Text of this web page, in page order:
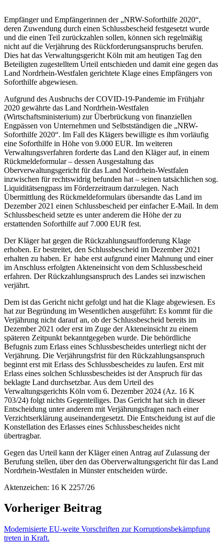
Empfänger und Empfängerinnen der „NRW-Soforthilfe 2020“,
deren Zuwendung durch einen Schlussbescheid festgesetzt wurde
und die einen Teil zurückzahlen sollen, können sich regelmäßig
nicht auf die Verjährung des Rückforderungsanspruchs berufen.
Dies hat das Verwaltungsgericht Köln mit am heutigen Tag den
Beteiligten zugestelltem Urteil entschieden und damit eine gegen das
Land Nordrhein-Westfalen gerichtete Klage eines Empfängers von
Soforthilfe abgewiesen.
Aufgrund des Ausbruchs der COVID-19-Pandemie im Frühjahr
2020 gewährte das Land Nordrhein-Westfalen
(Wirtschaftsministerium) zur Überbrückung von finanziellen
Engpässen von Unternehmen und Selbstständigen die „NRW-
Soforthilfe 2020“. Im Fall des Klägers bewilligte es ihm vorläufig
eine Soforthilfe in Höhe von 9.000 EUR. Im weiteren
Verwaltungsverfahren forderte das Land den Kläger auf, in einem
Rückmeldeformular – dessen Ausgestaltung das
Oberverwaltungsgericht für das Land Nordrhein-Westfalen
inzwischen für rechtswidrig befunden hat – seinen tatsächlichen sog.
Liquiditätsengpass im Förderzeitraum darzulegen. Nach
Übermittlung des Rückmeldeformulars übersandte das Land im
Dezember 2021 einen Schlussbescheid per einfacher E-Mail. In dem
Schlussbescheid setzte es unter anderem die Höhe der zu
erstattenden Soforthilfe auf 7.000 EUR fest.
Der Kläger hat gegen die Rückzahlungsaufforderung Klage
erhoben. Er bestreitet, den Schlussbescheid im Dezember 2021
erhalten zu haben. Er habe erst aufgrund einer Mahnung und einer
im Anschluss erfolgten Akteneinsicht von dem Schlussbescheid
erfahren. Der Rückzahlungsanspruch des Landes sei inzwischen
verjährt.
Dem ist das Gericht nicht gefolgt und hat die Klage abgewiesen. Es
hat zur Begründung im Wesentlichen ausgeführt: Es kommt für die
Verjährung nicht darauf an, ob der Schlussbescheid bereits im
Dezember 2021 oder erst im Zuge der Akteneinsicht zu einem
späteren Zeitpunkt bekanntgegeben wurde. Die behördliche
Befugnis zum Erlass eines Schlussbescheides unterliegt nicht der
Verjährung. Die Verjährungsfrist für den Rückzahlungsanspruch
beginnt erst mit Erlass des Schlussbescheides zu laufen. Erst mit
Erlass eines solchen Schlussbescheides ist der Anspruch für das
beklagte Land durchsetzbar. Aus dem Urteil des
Verwaltungsgerichts Köln vom 6. Dezember 2024 (Az. 16 K
703/24) folgt nichts Gegenteiliges. Das Gericht hat sich in dieser
Entscheidung unter anderem mit Verjährungsfragen nach einer
Verzichtserklärung auseinandergesetzt. Die Entscheidung ist auf die
Konstellation des Erlasses eines Schlussbescheides nicht
übertragbar.
Gegen das Urteil kann der Kläger einen Antrag auf Zulassung der
Berufung stellen, über den das Oberverwaltungsgericht für das Land
Nordrhein-Westfalen in Münster entscheiden würde.
Aktenzeichen: 16 K 2257/26
Vorheriger Beitrag
Modernisierte EU-weite Vorschriften zur Korruptionsbekämpfung
treten in Kraft.